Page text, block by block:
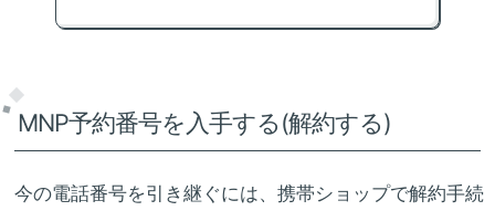
MNP予約番号を入手する(解約する)
今の電話番号を引き継ぐには、携帯ショップで解約手続